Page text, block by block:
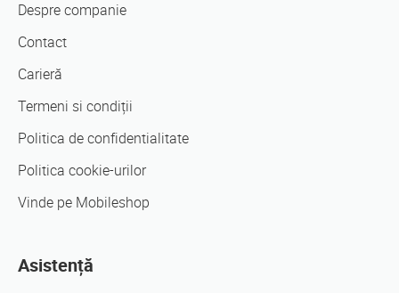
Despre companie
Contact
Carieră
Termeni si condiții
Politica de confidentialitate
Politica cookie-urilor
Vinde pe Mobileshop
Asistență